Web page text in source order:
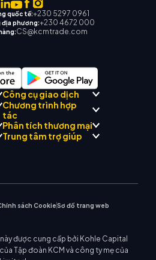
quốc tế:+230 5297 0961
địa phương:+230 4672 000
CS@kcmtrade.com
Công cụ giao dịch
Cố vấn AI thương mại KCM
Trung tâm tín hiệu thương
mại KCM
Lịch kinh tế
Chương trình hợp
tác
Giới thiệu Chương trình môi
Phân tích thương mại
Trung tâm trợ giúp
sách CookieSơ đồ trang web
được cung cấp bởi Kohle Capital
Tập đoàn KCM và công ty mẹ của